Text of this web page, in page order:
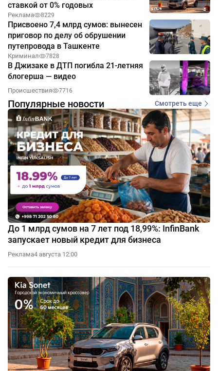
ставкой от 0% годовых
Реклама 8229
Присвоено 7,4 млрд сумов: вынесен
приговор по делу об обрушении
путепровода в Ташкенте
Криминал 7828
В Джизаке в ДТП погибла 21-летняя
блогерша — видео
Происшествия 7716
Популярные новости Смотреть еще
До 1 млрд сумов на 7 лет под 18,99%: InfinBank
запускает новый кредит для бизнеса
Реклама4 августа 12:00